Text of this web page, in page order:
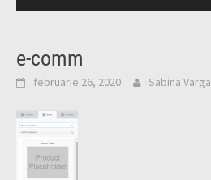
e-comm
februarie 26, 2020 Sabina Varga